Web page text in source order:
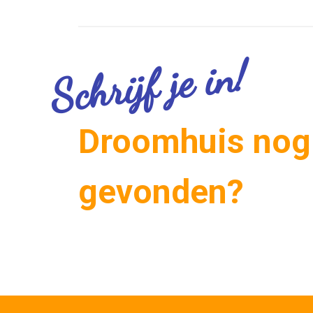
Droomhuis
gevonden?
Schrijf je in!